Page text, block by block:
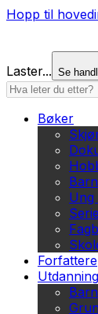
Hopp til
Laster... Se
Bøker
Ung
Forfattere
Utdanning